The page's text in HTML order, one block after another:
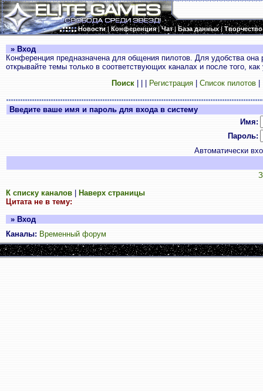
Новости|Конференция|Чат|База данных|Творчество
» Вход
Конференция предназначена для общения пилотов. Для удобства
открывайте темы только в соответствующих каналах и после того,
Поиск
Регистрация Список пилотов
Введите ваше имя и пароль для входа в систему
Имя:
Пароль:
Автоматически
К списку каналов
Наверх страницы
Цитата не в тему:
» Вход
Каналы: Временный форум